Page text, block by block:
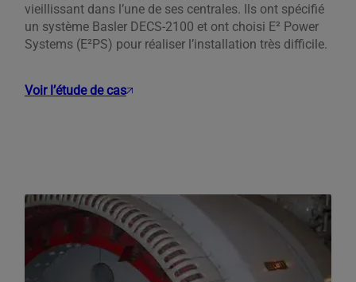
vieillissant dans l’une de ses centrales. Ils ont spécifié
un système Basler DECS-2100 et ont choisi E² Power
Systems (E²PS) pour réaliser l’installation très difficile.
Voir l’étude de cas